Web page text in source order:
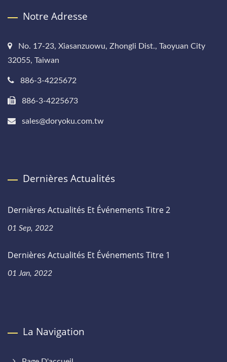
Notre Adresse
No. 17-23, Xiasanzuowu, Zhongli Dist., Taoyuan City
32055, Taiwan
886-3-4225672
886-3-4225673
sales@doryoku.com.tw
Dernières Actualités
Dernières Actualités Et Événements Titre 2
01 Sep, 2022
Dernières Actualités Et Événements Titre 1
01 Jan, 2022
La Navigation